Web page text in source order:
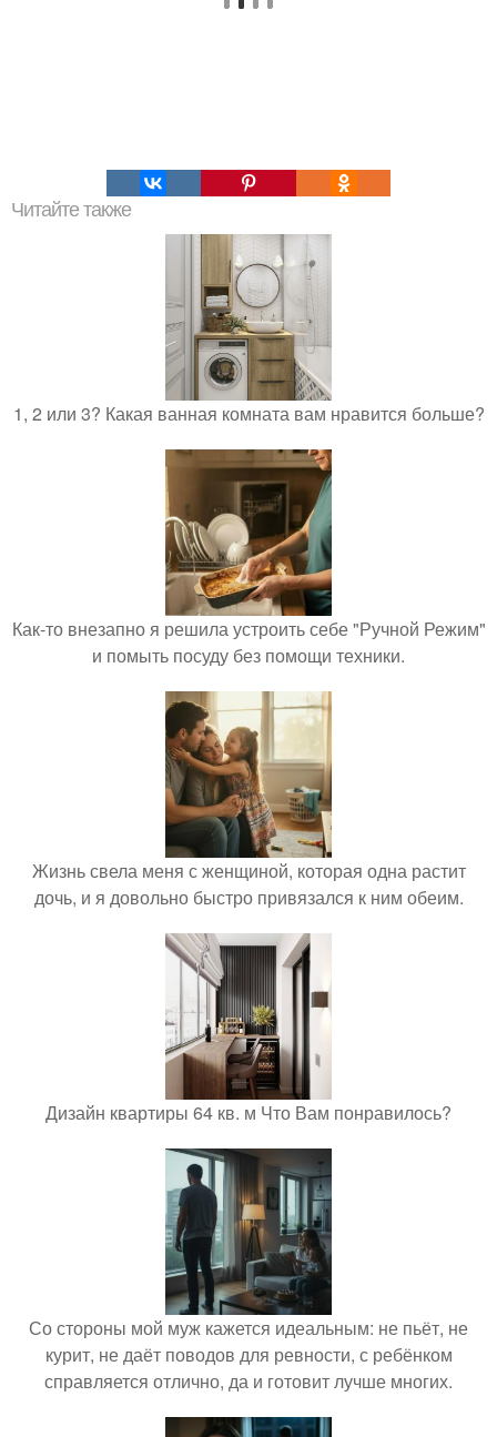
Читайте также
1, 2 или 3? Какая ванная комната вам нравится больше?
Как-то внезапно я решила устроить себе "Ручной Режим"
и помыть посуду без помощи техники.
Жизнь свела меня с женщиной, которая одна растит
дочь, и я довольно быстро привязался к ним обеим.
Дизайн квартиры 64 кв. м Что Вам понравилось?
Со стороны мой муж кажется идеальным: не пьёт, не
курит, не даёт поводов для ревности, с ребёнком
справляется отлично, да и готовит лучше многих.